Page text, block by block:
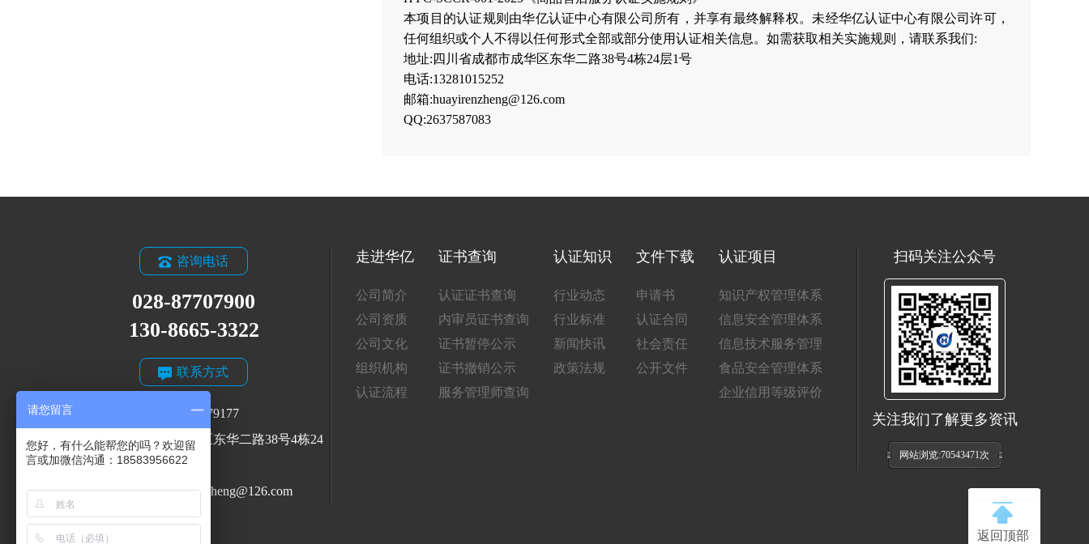
本项目的认证规则由华亿认证中心有限公司所有，并享有最终解释权。未经华亿认证中心有限公司许可，
任何组织或个人不得以任何形式全部或部分使用认证相关信息。如需获取相关实施规则，请联系我们:
地址:四川省成都市成华区东华二路38号4栋24层1号
电话:13281015252
邮箱:huayirenzheng@126.com
QQ:2637587083
咨询电话
028-87707900
130-8665-3322
联系方式
QQ: 2464079177
地址: 四川省成都市成华区东华二路38号4栋24
层1号
投诉邮箱：huayirenzheng@126.com
走进华亿
公司简介
公司资质
公司文化
组织机构
认证流程
证书查询
认证证书查询
内审员证书查询
证书暂停公示
证书撤销公示
服务管理师查询
认证知识
行业动态
行业标准
新闻快讯
政策法规
文件下载
申请书
认证合同
社会责任
公开文件
认证项目
知识产权管理体系
信息安全管理体系
信息技术服务管理
食品安全管理体系
企业信用等级评价
扫码关注公众号
关注我们了解更多资讯
网站浏览:70543471次
在线客服
返回顶部
请您留言
您好，有什么能帮您的吗？欢迎留